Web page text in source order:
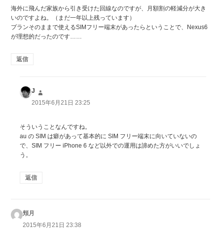
海外に飛んだ家族から引き受けた回線なのですが、月額割の軽減分が大き
いのですよね。（まだ一年以上残っています）
プランそのままで使えるSIMフリー端末があったらということで、Nexus6
が理想的だったのです……
返信
J
り:
2015年6月21日 23:25
そういうことなんですね。
au の SIM は癖があって基本的に SIM フリー端末に向いていないの
で、SIM フリー iPhone 6 など以外での運用は諦めた方がいいでしょ
う。
返信
頬月
り:
2015年6月21日 23:38